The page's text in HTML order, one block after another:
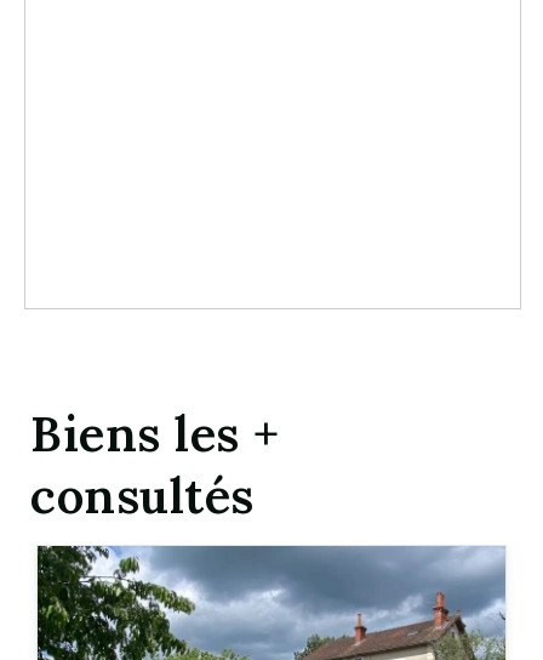
Biens les +
consultés